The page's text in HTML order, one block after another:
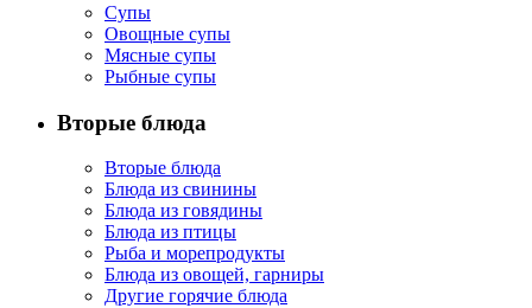
Супы
Овощные супы
Мясные супы
Рыбные супы
Вторые блюда
Вторые блюда
Блюда из свинины
Блюда из говядины
Блюда из птицы
Рыба и морепродукты
Блюда из овощей, гарниры
Другие горячие блюда